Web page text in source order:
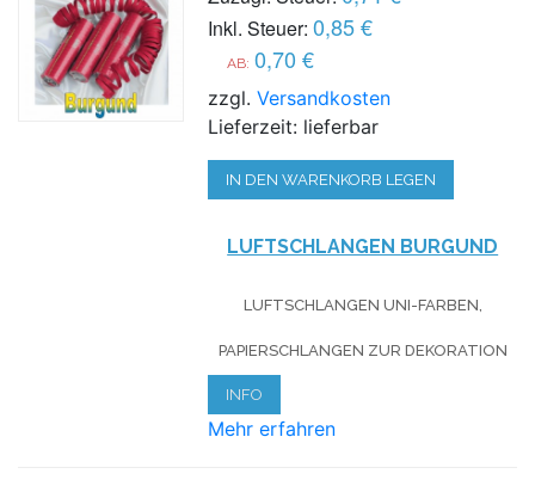
Inkl. Steuer: 0,85 €
AB: 0,70 €
zzgl.Versandkosten
Lieferzeit: lieferbar
IN DEN WARENKORB LEGEN
LUFTSCHLANGEN BURGUND
LUFTSCHLANGEN UNI-FARBEN,
PAPIERSCHLANGEN ZUR DEKORATION
INFO
Mehr erfahren